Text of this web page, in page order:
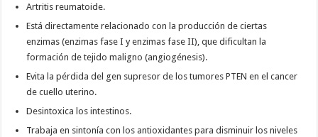
Artritis reumatoide.
Está directamente relacionado con la producción de ciertas
enzimas (enzimas fase I y enzimas fase II), que dificultan la
formación de tejido maligno (angiogénesis).
Evita la pérdida del gen supresor de los tumores PTEN en el cancer
de cuello uterino.
Desintoxica los intestinos.
Trabaja en sintonía con los antioxidantes para disminuir los niveles